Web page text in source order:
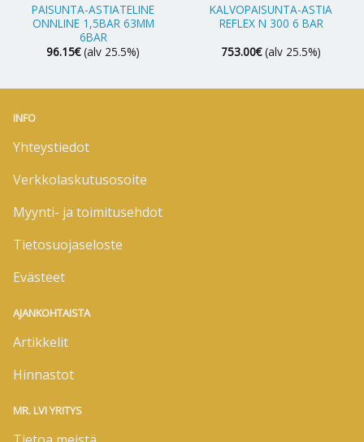
PAISUNTA-ASTIATELINE
ONNLINE 1,5BAR 63MM
6BAR
96.15€ (alv 25.5%)
KALVOPAISUNTA-ASTIA
REFLEX N 300 6 BAR
753.00€ (alv 25.5%)
INFO
Yhteystiedot
Verkkolaskutusosoite
Myynti- ja toimitusehdot
Tietosuojaseloste
Evästeet
AJANKOHTAISTA
Artikkelit
Hinnastot
MR. LVI YRITYS